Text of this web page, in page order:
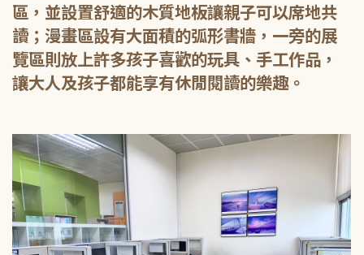
區，並設置舒適的木質地板讓親子可以席地共
讀；漫畫區設有大面積的弧形書牆，一旁的展
覽區則放上許多孩子喜歡的玩具、手工作品，
讓大人及孩子都能享有休閒閱讀的樂趣。